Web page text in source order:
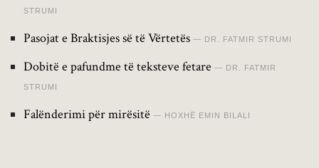
STRUMI
Pasojat e Braktisjes së të Vërtetës DR. FATMIR STRUMI
Dobitë e pafundme të teksteve fetare DR. FATMIR
STRUMI
Falënderimi për mirësitë HOXHË EMIN BILALI